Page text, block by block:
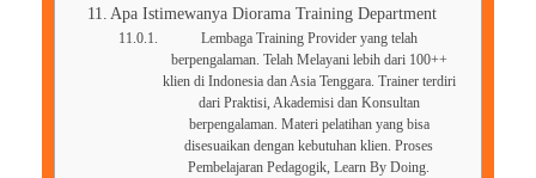
Apa Istimewanya Diorama Training Department
Lembaga Training Provider yang telah
berpengalaman. Telah Melayani lebih dari 100++
klien di Indonesia dan Asia Tenggara. Trainer terdiri
dari Praktisi, Akademisi dan Konsultan
berpengalaman. Materi pelatihan yang bisa
disesuaikan dengan kebutuhan klien. Proses
Pembelajaran Pedagogik, Learn By Doing.